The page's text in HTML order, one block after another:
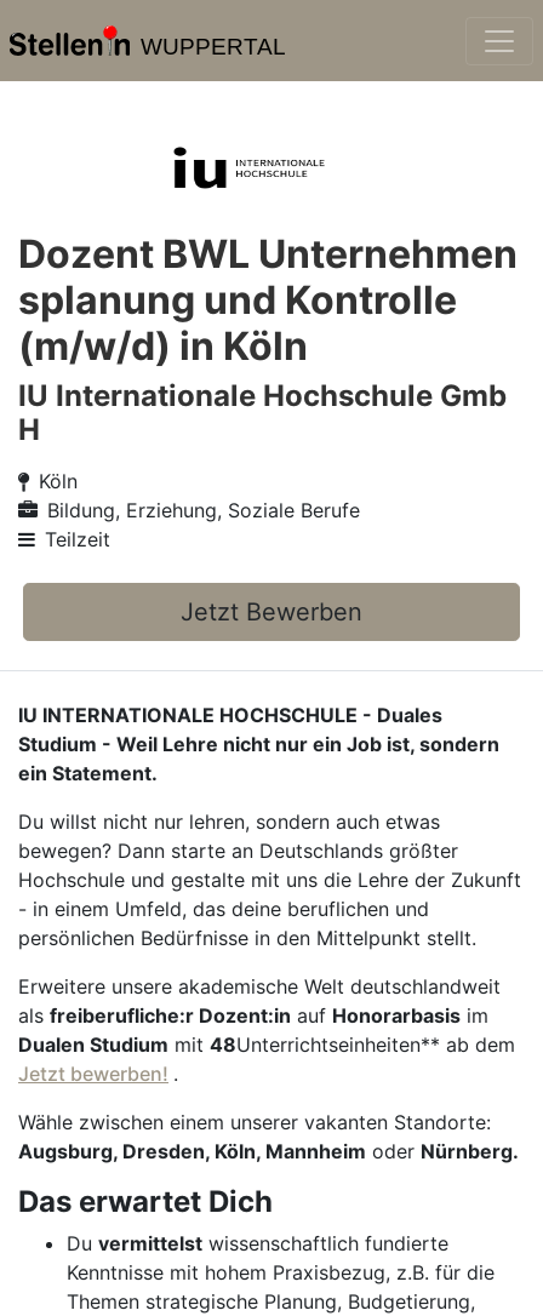
WUPPERTAL
Dozent BWL Unternehmen
splanung und Kontrolle
(m/w/d) in Köln
IU Internationale Hochschule Gmb
H
Köln
Bildung, Erziehung, Soziale Berufe
Teilzeit
Jetzt Bewerben
IU INTERNATIONALE HOCHSCHULE - Duales
Studium - Weil Lehre nicht nur ein Job ist, sondern
ein Statement.
Du willst nicht nur lehren, sondern auch etwas
bewegen? Dann starte an Deutschlands größter
Hochschule und gestalte mit uns die Lehre der Zukunft
- in einem Umfeld, das deine beruflichen und
persönlichen Bedürfnisse in den Mittelpunkt stellt.
Erweitere unsere akademische Welt deutschlandweit
als freiberufliche:r Dozent:in auf Honorarbasis im
Dualen Studium mit 48Unterrichtseinheiten** ab dem
Jetzt bewerben! .
Wähle zwischen einem unserer vakanten Standorte:
Augsburg, Dresden, Köln, Mannheim oder Nürnberg.
Das erwartet Dich
Du vermittelst wissenschaftlich fundierte
Kenntnisse mit hohem Praxisbezug, z.B. für die
Themen strategische Planung, Budgetierung,